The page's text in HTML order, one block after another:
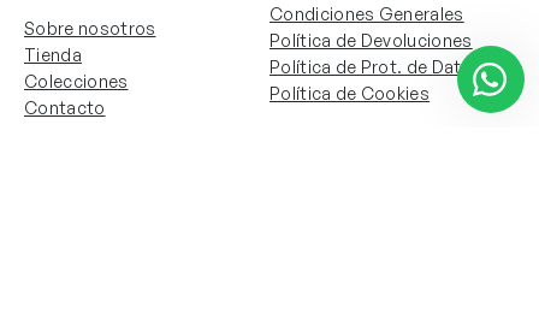
Sobre nosotros
Tienda
Colecciones
Contacto
Condiciones Generales
Política de Devoluciones
Política de Prot. de Datos
Política de Cookies